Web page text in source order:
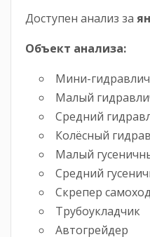
Доступен анализ за
Объект анализа:
Мини-
Малый
Средний
Колёсный
Малый
Средний
Скрепер
Трубоукладчик
Автогрейдер